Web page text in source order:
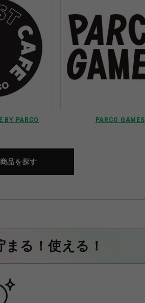
BY PARCO PARCO GAMES
品を探す
まる！使える！